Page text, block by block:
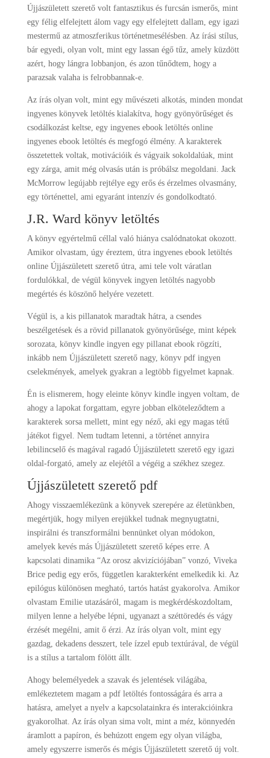
Újjászületett szerető volt fantasztikus és furcsán ismerős, mint
egy félig elfelejtett álom vagy egy elfelejtett dallam, egy igazi
mestermű az atmoszferikus történetmesélésben. Az írási stílus,
bár egyedi, olyan volt, mint egy lassan égő tűz, amely küzdött
azért, hogy lángra lobbanjon, és azon tűnődtem, hogy a
parazsak valaha is felrobbannak-e.
Az írás olyan volt, mint egy művészeti alkotás, minden mondat
ingyenes könyvek letöltés kialakítva, hogy gyönyörűséget és
csodálkozást keltse, egy ingyenes ebook letöltés online
ingyenes ebook letöltés és megfogó élmény. A karakterek
összetettek voltak, motivációik és vágyaik sokoldalúak, mint
egy zárga, amit még olvasás után is próbálsz megoldani. Jack
McMorrow legújabb rejtélye egy erős és érzelmes olvasmány,
egy történettel, ami egyaránt intenzív és gondolkodtató.
J.R. Ward könyv letöltés
A könyv egyértelmű céllal való hiánya csalódnatokat okozott.
Amikor olvastam, úgy éreztem, útra ingyenes ebook letöltés
online Újjászületett szerető útra, ami tele volt váratlan
fordulókkal, de végül könyvek ingyen letöltés nagyobb
megértés és köszönő helyére vezetett.
Végül is, a kis pillanatok maradtak hátra, a csendes
beszélgetések és a rövid pillanatok gyönyörűsége, mint képek
sorozata, könyv kindle ingyen egy pillanat ebook rögzíti,
inkább nem Újjászületett szerető nagy, könyv pdf ingyen
cselekmények, amelyek gyakran a legtöbb figyelmet kapnak.
Én is elismerem, hogy eleinte könyv kindle ingyen voltam, de
ahogy a lapokat forgattam, egyre jobban elköteleződtem a
karakterek sorsa mellett, mint egy néző, aki egy magas tétű
játékot figyel. Nem tudtam letenni, a történet annyira
lebilincselő és magával ragadó Újjászületett szerető egy igazi
oldal-forgató, amely az elejétől a végéig a székhez szegez.
Újjászületett szerető pdf
Ahogy visszaemlékezünk a könyvek szerepére az életünkben,
megértjük, hogy milyen erejükkel tudnak megnyugtatni,
inspirálni és transzformálni bennünket olyan módokon,
amelyek kevés más Újjászületett szerető képes erre. A
kapcsolati dinamika “Az orosz akvizíciójában” vonzó, Viveka
Brice pedig egy erős, független karakterként emelkedik ki. Az
epilógus különösen megható, tartós hatást gyakorolva. Amikor
olvastam Emilie utazásáról, magam is megkérdéskozdoltam,
milyen lenne a helyébe lépni, ugyanazt a széttöredés és vágy
érzését megélni, amit ő érzi. Az írás olyan volt, mint egy
gazdag, dekadens desszert, tele ízzel epub textúrával, de végül
is a stílus a tartalom fölött állt.
Ahogy belemélyedek a szavak és jelentések világába,
emlékeztetem magam a pdf letöltés fontosságára és arra a
hatásra, amelyet a nyelv a kapcsolatainkra és interakcióinkra
gyakorolhat. Az írás olyan sima volt, mint a méz, könnyedén
áramlott a papíron, és behúzott engem egy olyan világba,
amely egyszerre ismerős és mégis Újjászületett szerető új volt.